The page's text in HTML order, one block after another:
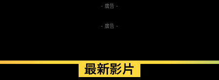
- 廣告 -
- 廣告 -
最新影片